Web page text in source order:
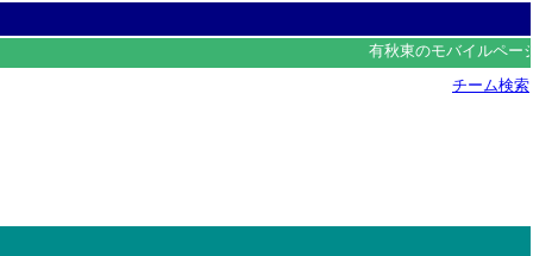
有秋東のモバイルペー
チーム検索